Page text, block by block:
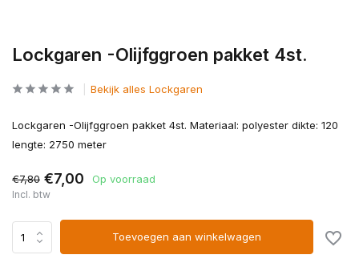
Lockgaren -Olijfggroen pakket 4st.
Bekijk alles Lockgaren
Lockgaren -Olijfggroen pakket 4st. Materiaal: polyester dikte: 120
lengte: 2750 meter
€7,80 €7,00 Op voorraad
Incl. btw
Toevoegen aan winkelwagen